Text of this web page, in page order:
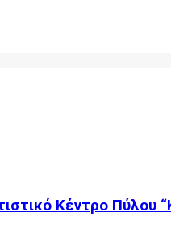
Κέντρο Πύλου